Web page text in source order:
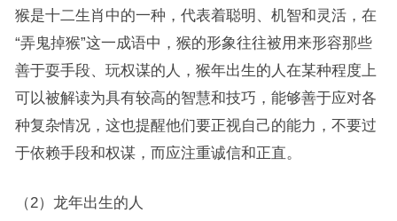
猴是十二生肖中的一种，代表着聪明、机智和灵活，在
“弄鬼掉猴”这一成语中，猴的形象往往被用来形容那些
善于耍手段、玩权谋的人，猴年出生的人在某种程度上
可以被解读为具有较高的智慧和技巧，能够善于应对各
种复杂情况，这也提醒他们要正视自己的能力，不要过
于依赖手段和权谋，而应注重诚信和正直。
（2）龙年出生的人